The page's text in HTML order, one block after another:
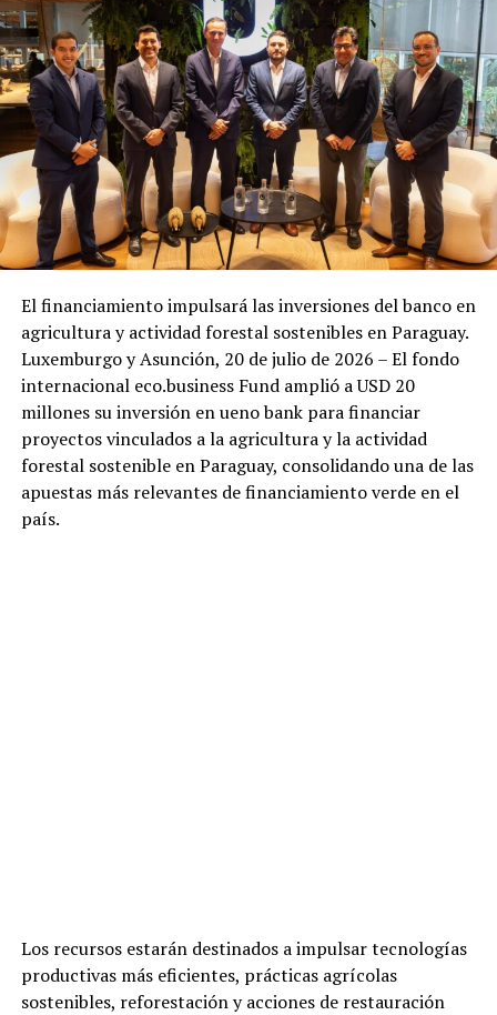
El financiamiento impulsará las inversiones del banco en
agricultura y actividad forestal sostenibles en Paraguay.
Luxemburgo y Asunción, 20 de julio de 2026 – El fondo
internacional eco.business Fund amplió a USD 20
millones su inversión en ueno bank para financiar
proyectos vinculados a la agricultura y la actividad
forestal sostenible en Paraguay, consolidando una de las
apuestas más relevantes de financiamiento verde en el
país.
Los recursos estarán destinados a impulsar tecnologías
productivas más eficientes, prácticas agrícolas
sostenibles, reforestación y acciones de restauración